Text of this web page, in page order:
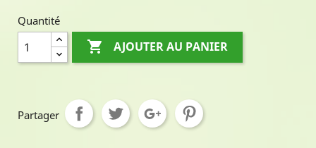
Quantité
 AJOUTER AU PANIER
Partager